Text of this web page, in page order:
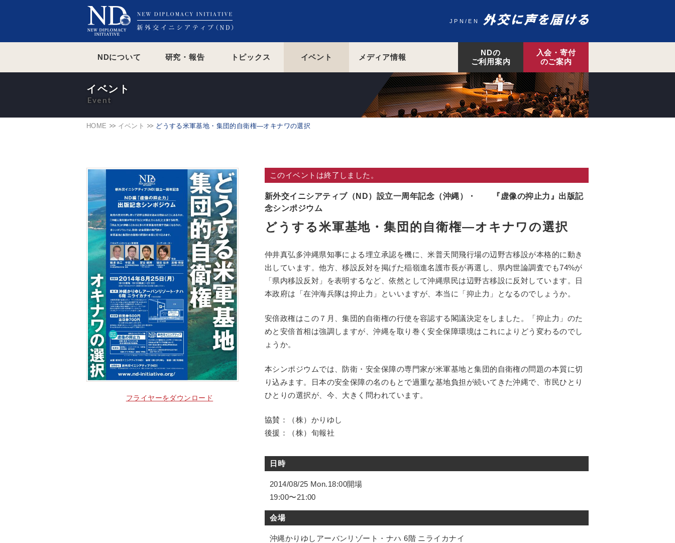
JPN EN
NDについて 研究・報告 トピックス イベント メディア情報
NDの
ご利用案内
入会・寄付
のご案内
HOME イベント どうする米軍基地・集団的自衛権―オキナワの選択
イベント
フライヤーをダウンロード
このイベントは終了しました。
新外交イニシアティブ（ND）設立一周年記念（沖縄）・ 『虚像の抑止力』出版記
念シンポジウム
どうする米軍基地・集団的自衛権―オキナワの選択
仲井真弘多沖縄県知事による埋立承認を機に、米普天間飛行場の辺野古移設が本格的に動き
出しています。他方、移設反対を掲げた稲嶺進名護市長が再選し、県内世論調査でも74%が
「県内移設反対」を表明するなど、依然として沖縄県民は辺野古移設に反対しています。日
本政府は「在沖海兵隊は抑止力」といいますが、本当に「抑止力」となるのでしょうか。
安倍政権はこの７月、集団的自衛権の行使を容認する閣議決定をしました。「抑止力」のた
めと安倍首相は強調しますが、沖縄を取り巻く安全保障環境はこれによりどう変わるのでし
ょうか。
本シンポジウムでは、防衛・安全保障の専門家が米軍基地と集団的自衛権の問題の本質に切
り込みます。日本の安全保障の名のもとで過重な基地負担が続いてきた沖縄で、市民ひとり
ひとりの選択が、今、大きく問われています。
協賛：（株）かりゆし
後援：（株）旬報社
日時
2014/08/25 Mon.18:00開場
19:00〜21:00
会場
沖縄かりゆしアーバンリゾート・ナハ 6階 ニライカナイ